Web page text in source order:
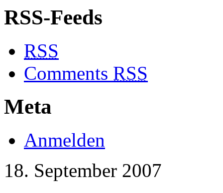
RSS-Feeds
RSS
Comments RSS
Meta
Anmelden
18. September 2007